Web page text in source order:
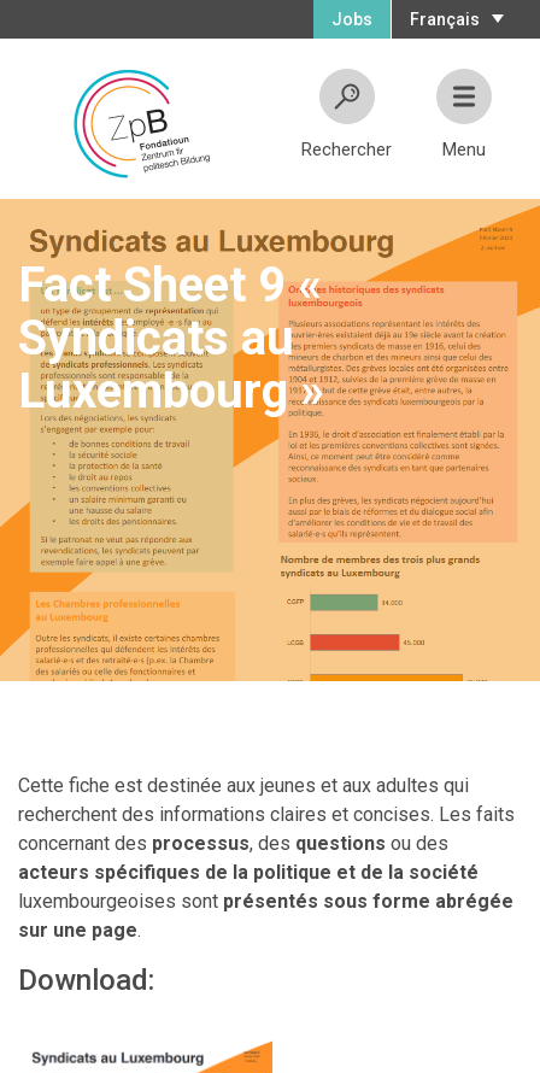
Français
Jobs
Rechercher Menu
Fact Sheet 9 «
Syndicats au
Luxembourg »
Cette fiche est destinée aux jeunes et aux adultes qui
recherchent des informations claires et concises. Les faits
concernant des processus, des questions ou des
acteurs spécifiques de la politique et de la société
luxembourgeoises sont présentés sous forme abrégée
sur une page.
Download: